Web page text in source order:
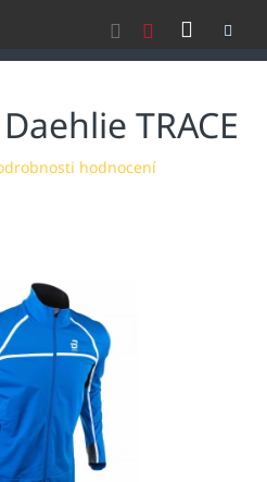
TRACE
hodnocení